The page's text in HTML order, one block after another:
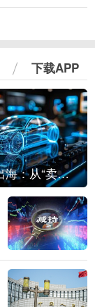
下载APP
中国汽车出海：从“卖出去”到“走进去”